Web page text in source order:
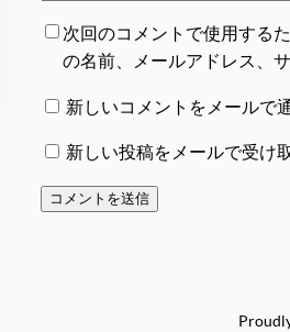
次回のコメントで使用する
の名前、メールアドレス、
新しいコメントをメールで
新しい投稿をメールで受け